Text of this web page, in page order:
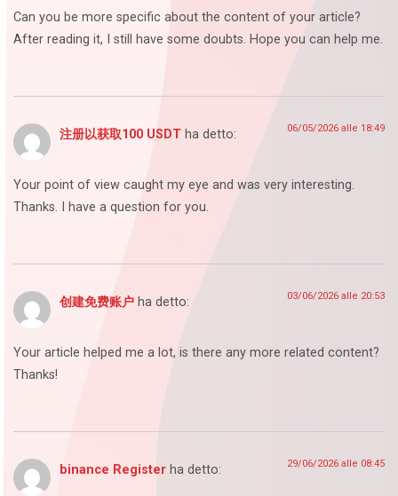
Can you be more specific about the content of your article?
After reading it, I still have some doubts. Hope you can help me.
注册以获取100 USDT ha detto: 06/05/2026 alle 18:49
Your point of view caught my eye and was very interesting.
Thanks. I have a question for you.
创建免费账户 ha detto: 03/06/2026 alle 20:53
Your article helped me a lot, is there any more related content?
Thanks!
binance Register ha detto: 29/06/2026 alle 08:45